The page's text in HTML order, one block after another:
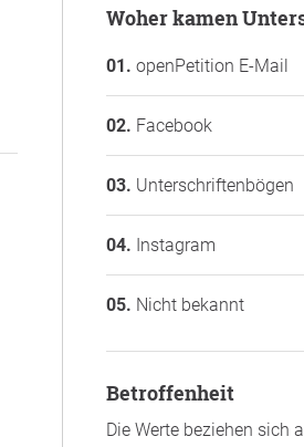
Woher kamen
openPetition E-Mail
Facebook
Unterschriftenbögen
Instagram
Nicht bekannt
Betroffenheit
Die Werte beziehen sich